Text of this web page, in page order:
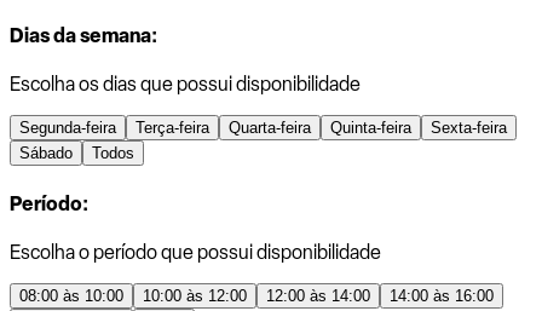
Dias da semana:
Escolha os dias que possui disponibilidade
Segunda-feira Terça-feira Quarta-feira Quinta-feira
Sexta-feira
Sábado
Todos
Período:
Escolha o período que possui disponibilidade
08:00 às 10:00 10:00 às 12:00 12:00 às 14:00
14:00 às 16:00